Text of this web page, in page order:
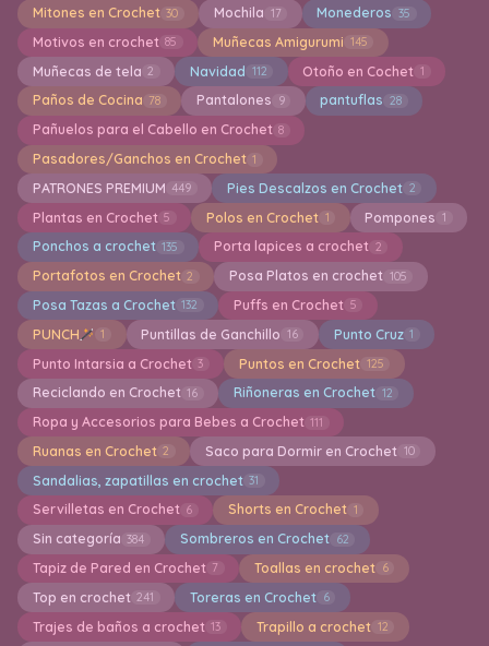
Mitones en Crochet 30 Mochila 17 Monederos 35
Motivos en crochet 85 Muñecas Amigurumi 145
Muñecas de tela 2 Navidad 112 Otoño en Cochet 1
Paños de Cocina 78 Pantalones 9 pantuflas 28
Pañuelos para el Cabello en Crochet 8
Pasadores/Ganchos en Crochet 1
PATRONES PREMIUM 449 Pies Descalzos en Crochet 2
Plantas en Crochet 5 Polos en Crochet 1 Pompones 1
Ponchos a crochet 135 Porta lapices a crochet 2
Portafotos en Crochet 2 Posa Platos en crochet 105
Posa Tazas a Crochet 132 Puffs en Crochet 5
PUNCH 1 Puntillas de Ganchillo 16 Punto Cruz 1
Punto Intarsia a Crochet 3 Puntos en Crochet 125
Reciclando en Crochet 16 Riñoneras en Crochet 12
Ropa y Accesorios para Bebes a Crochet 111
Ruanas en Crochet 2 Saco para Dormir en Crochet 10
Sandalias, zapatillas en crochet 31
Servilletas en Crochet 6 Shorts en Crochet 1
Sin categoría 384 Sombreros en Crochet 62
Tapiz de Pared en Crochet 7 Toallas en crochet 6
Top en crochet 241 Toreras en Crochet 6
Trajes de baños a crochet 13 Trapillo a crochet 12